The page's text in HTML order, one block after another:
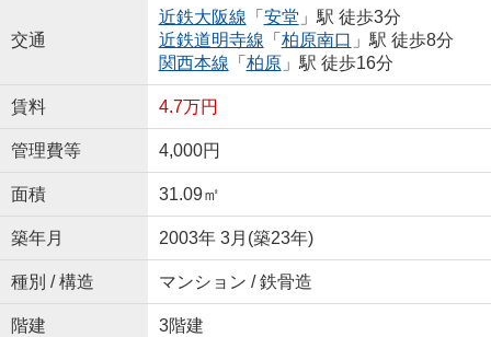
交通
近鉄大阪線 「 安堂 」駅 徒歩3分
近鉄道明寺線 「 柏原南口 」駅 徒歩8分
関西本線 「 柏原」駅 徒歩16分
賃料 4.7万円
管理費等 4,000円
面積 31.09㎡
築年月 2003年 3月(築23年)
種別 / 構造 マンション / 鉄骨造
階建 3階建